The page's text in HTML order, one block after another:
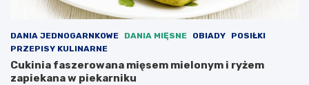
DANIA JEDNOGARNKOWE DANIA MIĘSNE OBIADY
POSIŁKI
PRZEPISY KULINARNE
Cukinia faszerowana mięsem mielonym i ryżem
zapiekana w piekarniku